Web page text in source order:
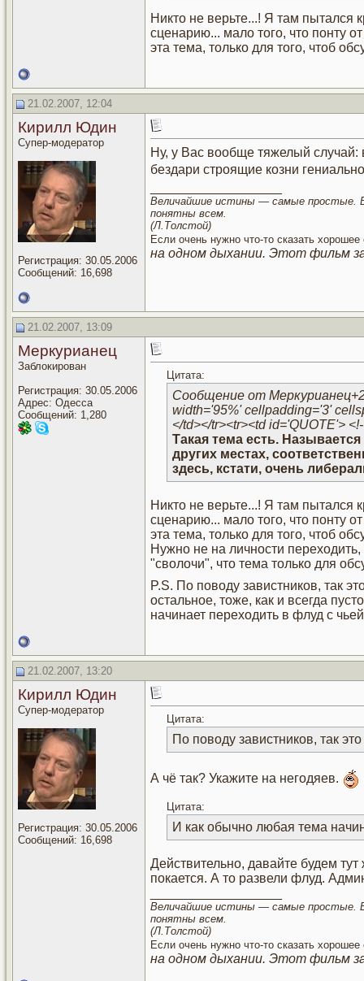
Никто не верьте...! Я там пытался
сценарию... мало того, что понту
эта тема, только для того, чтоб
21.02.2007, 12:04
Кирилл Юдин
Супер-модератор
Регистрация: 30.05.2006
Сообщений: 16,698
Ну, у Вас вообще тяжелый случай:
бездари строящие козни
Величайшие истины — самые простые.
понятны всем.
(Л.Толстой)
Если очень нужно что-то сказать
на одном дыхании. Этот фильм
21.02.2007, 13:09
Меркурианец
Заблокирован
Регистрация: 30.05.2006
Адрес: Одесса
Сообщений: 1,280
Цитата:
Сообщение от
width='95%' cellpadding='3'
</td></tr><tr><td id='QUOTE'>
Такая тема есть.
других местах,
здесь, кстати, очень
Никто не верьте...! Я там пытался
сценарию... мало того, что понту
эта тема, только для того, чтоб
Нужно не на личности
"сволочи", что тема только для
P.S. По поводу завистников, так
остальное, тоже, как и всегда
начинает переходить в флуд с
21.02.2007, 13:20
Кирилл Юдин
Супер-модератор
Регистрация: 30.05.2006
Сообщений: 16,698
Цитата:
По поводу завистников, так
А чё так? Укажите на негодяев.
Цитата:
И как обычно любая тема
Действительно, давайте будем
покается. А то развели флуд.
Величайшие истины — самые простые.
понятны всем.
(Л.Толстой)
Если очень нужно что-то сказать
на одном дыхании. Этот фильм